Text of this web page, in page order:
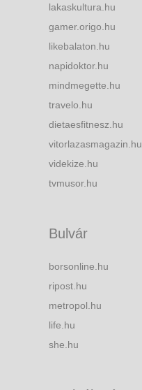
lakaskultura.hu
gamer.origo.hu
likebalaton.hu
napidoktor.hu
mindmegette.hu
travelo.hu
dietaesfitnesz.hu
vitorlazasmagazin.hu
videkize.hu
tvmusor.hu
Bulvár
borsonline.hu
ripost.hu
metropol.hu
life.hu
she.hu